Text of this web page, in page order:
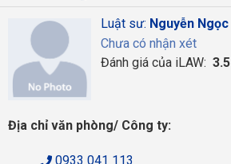
Luật sư: Nguyễn Ngọc
Chưa có nhận xét
Đánh giá của iLAW: 3.5
Địa chỉ văn phòng/ Công ty:
0933 041 113